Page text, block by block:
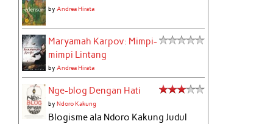
byAndrea Hirata
Maryamah Karpov: Mimpi-
mimpi Lintang
byAndrea Hirata
Nge-blog Dengan Hati
byNdoro Kakung
Blogisme ala Ndoro Kakung Judul